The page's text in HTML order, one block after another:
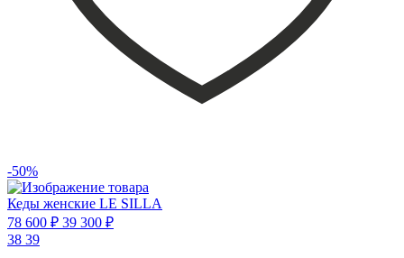
-50%
Кеды женские LE SILLA
78 600 ₽ 39 300 ₽
38 39